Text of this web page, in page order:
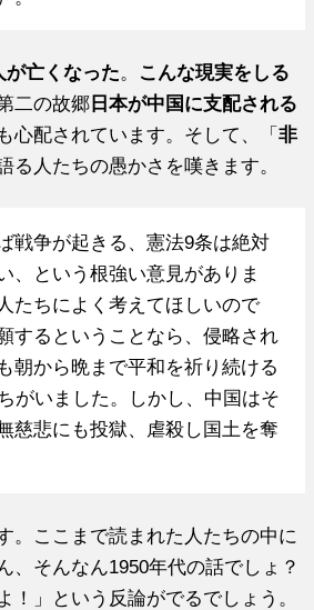
が亡くなった。 こんな現実をしる
二の故郷 日本が中国に支配される
心配されています。そして、「非
る人たちの愚かさを嘆きます。
戦争が起きる、憲法9条は絶対
、という根強い意見がありま
たちによく考えてほしいので
するということなら、侵略され
朝から晩まで平和を祈り続ける
がいました。しかし、中国はそ
慈悲にも投獄、虐殺し国土を奪
。ここまで読まれた人たちの中に
、そんなん1950年代の話でしょ？
！」という反論がでるでしょう。